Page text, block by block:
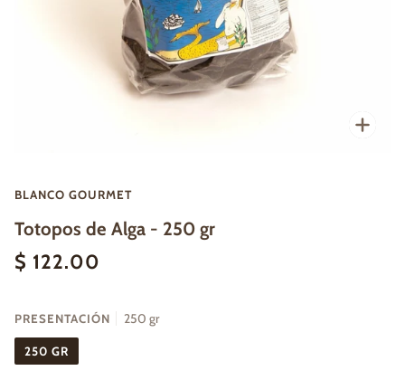
BLANCO GOURMET
Totopos de Alga - 250 gr
$ 122.00
PRESENTACIÓN 250 gr
250 GR